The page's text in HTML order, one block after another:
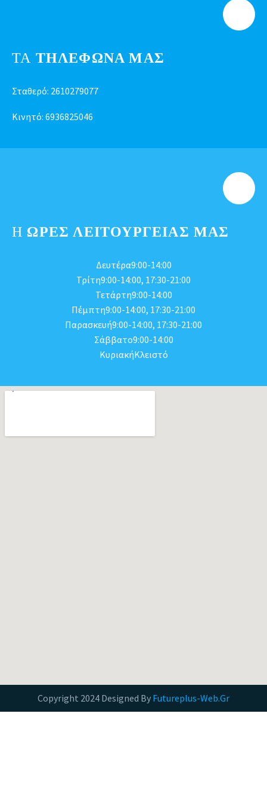
ΤΑ ΤΗΛΕΦΩΝΑ ΜΑΣ
Σταθερό: 2610279077
Κινητό: 6936825046
Η ΩΡΕΣ ΛΕΙΤΟΥΡΓΕΊΑΣ ΜΑΣ
Δευτέρα9:00-14:00
Τρίτη9:00-14:00, 17:30-21:00
Τετάρτη9:00-14:00
Πέμπτη9:00-14:00, 17:30-21:00
Παρασκευή9:00-14:00, 17:30-21:00
Σάββατο9:00-14:00
ΚυριακήΚλειστό
Copyright 2024 Designed By Futureplus-Web.Gr